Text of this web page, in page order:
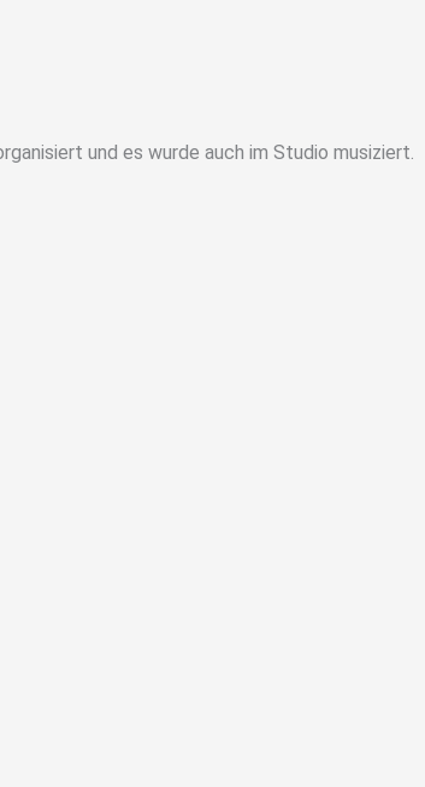
und es wurde auch im Studio musiziert.